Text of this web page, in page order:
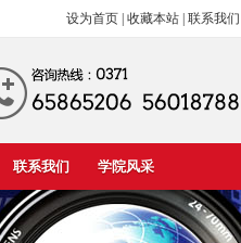
设为首页 收藏本站 联系我们
联系我们 学院风采